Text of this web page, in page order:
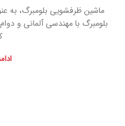
ماشین ظرفشویی بلومبرگ، به
بلومبرگ با مهندسی آلمانی و